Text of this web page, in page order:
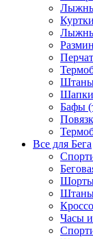
Шапки
Бафы
Все для Бега
Часы